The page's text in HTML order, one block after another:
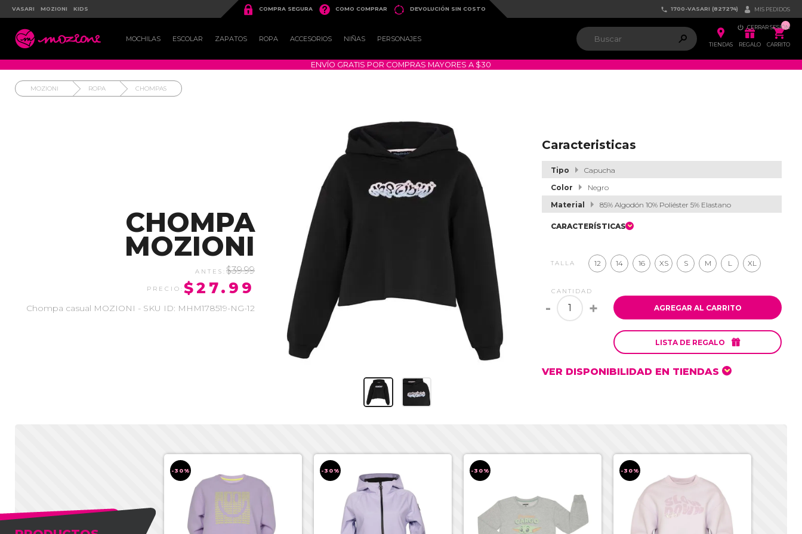
VASARI MOZIONI KIDS  COMPRA SEGURA  COMO COMPRAR  DEVOLUCIÓN SIN COSTO  1700-VASARI (827274)  MIS PEDIDOS
 CERRAR SESIÓN
 MOCHILAS ESCOLAR ZAPATOS ROPA ACCESORIOS NIÑAS PERSONAJES  
TIENDAS

REGALO
ຐ
CARRITO
ENVÍO GRATIS POR COMPRAS MAYORES A $30
MOZIONI ROPA CHOMPAS
CHOMPA
MOZIONI
$39.99
$27.99
Chompa casual MOZIONI - SKU ID: MHM178519-NG-12
Caracteristicas
Tipo
Capucha
Color
Negro
Material
85% Algodón 10% Poliéster 5% Elastano
CARACTERÍSTICAS
TALLA 12 14 16 XS S M L XL
CANTIDAD
- + AGREGAR AL CARRITO
LISTA DE REGALO 
VER DISPONIBILIDAD EN TIENDAS
-30% -30% -30% -30%